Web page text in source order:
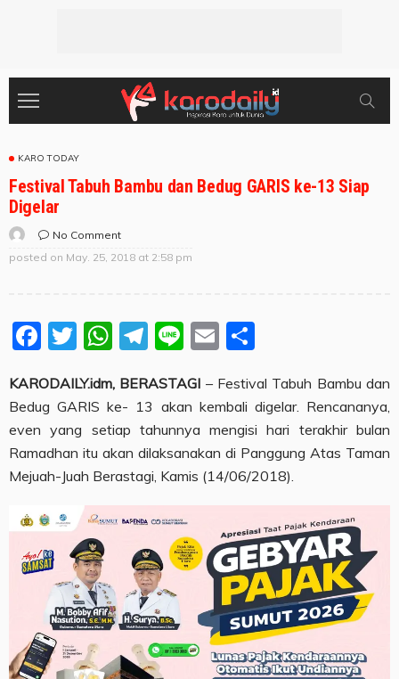
KARO TODAY
Festival Tabuh Bambu dan Bedug GARIS ke-13 Siap
Digelar
No Comment
posted on May. 25, 2018 at 2:58 pm
Facebook
Twitter
WhatsApp
Telegram
LineEmail
KARODAILY.idm, BERASTAGI – Festival Tabuh Bambu dan
Bedug GARIS ke- 13 akan kembali digelar. Rencananya,
even yang setiap tahunnya mengisi hari terakhir bulan
Ramadhan itu akan dilaksanakan di Panggung Atas Taman
Mejuah-Juah Berastagi, Kamis (14/06/2018).